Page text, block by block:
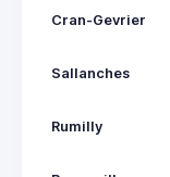
Cran-Gevrier
Sallanches
Rumilly